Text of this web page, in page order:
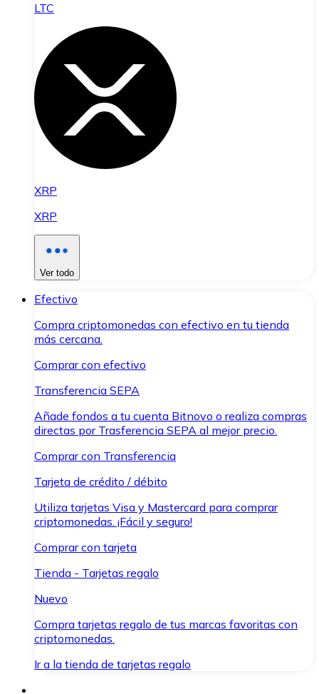
LTC
XRP
XRP
Ver todo
Efectivo
Compra criptomonedas con efectivo en tu tienda
más cercana.
Comprar con efectivo
Transferencia SEPA
Añade fondos a tu cuenta Bitnovo o realiza compras
directas por Trasferencia SEPA al mejor precio.
Comprar con Transferencia
Tarjeta de crédito / débito
Utiliza tarjetas Visa y Mastercard para comprar
criptomonedas. ¡Fácil y seguro!
Comprar con tarjeta
Tienda - Tarjetas regalo
Nuevo
Compra tarjetas regalo de tus marcas favoritas con
criptomonedas.
Ir a la tienda de tarjetas regalo